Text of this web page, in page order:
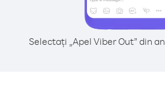
Selectați „Apel Viber Out” din